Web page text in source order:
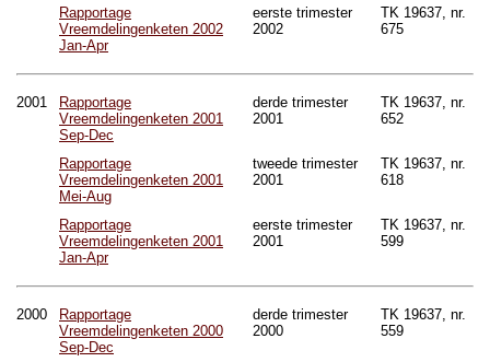
Rapportage
Vreemdelingenketen 2002
Jan-Apr
eerste trimester
2002
TK 19637, nr.
675
2001
Rapportage
Vreemdelingenketen 2001
Sep-Dec
derde trimester
2001
TK 19637, nr.
652
Rapportage
Vreemdelingenketen 2001
Mei-Aug
tweede trimester
2001
TK 19637, nr.
618
Rapportage
Vreemdelingenketen 2001
Jan-Apr
eerste trimester
2001
TK 19637, nr.
599
2000
Rapportage
Vreemdelingenketen 2000
Sep-Dec
derde trimester
2000
TK 19637, nr.
559